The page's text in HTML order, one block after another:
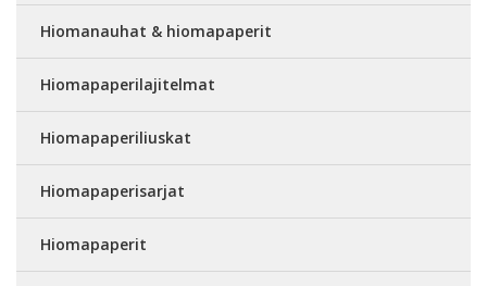
Hiomanauhat & hiomapaperit
Hiomapaperilajitelmat
Hiomapaperiliuskat
Hiomapaperisarjat
Hiomapaperit